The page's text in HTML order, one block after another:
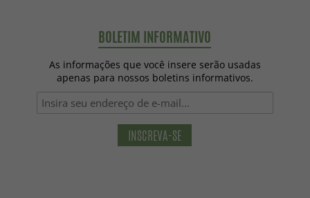
BOLETIM INFORMATIVO
As informações que você insere serão usadas
apenas para nossos boletins informativos.
INSCREVA-SE